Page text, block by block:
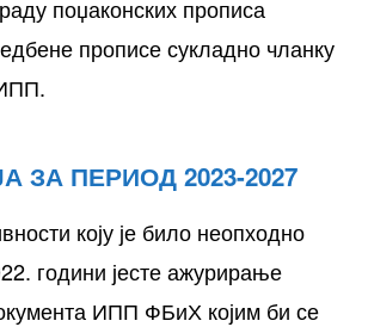
поџаконских прописа
прописе сукладно чланку
ЗА ПЕРИОД 2023-2027
коју је било неопходно
години јесте ажурирање
ИПП ФБиХ којим би се